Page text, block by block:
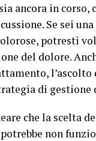
ancora in
Se sei
potresti
del dolore.
di gestione
che la scelta
non